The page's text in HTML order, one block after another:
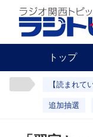
トップ
【読まれて
追加抽選